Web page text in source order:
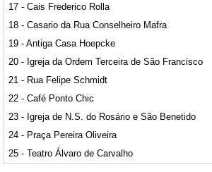
17 - Cais Frederico Rolla
18 - Casario da Rua Conselheiro Mafra
19 - Antiga Casa Hoepcke
20 - Igreja da Ordem Terceira de São Francisco
21 - Rua Felipe Schmidt
22 - Café Ponto Chic
23 - Igreja de N.S. do Rosário e São Benetido
24 - Praça Pereira Oliveira
25 - Teatro Álvaro de Carvalho